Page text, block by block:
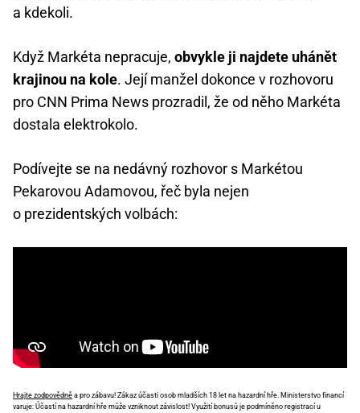
a kdekoli.
Když Markéta nepracuje, obvykle ji najdete uhánět
krajinou na kole. Její manžel dokonce v rozhovoru
pro CNN Prima News prozradil, že od něho Markéta
dostala elektrokolo.
Podívejte se na nedávný rozhovor s Markétou
Pekarovou Adamovou, řeč byla nejen
o prezidentských volbách:
Hrajte zodpovědně a pro zábavu! Zákaz účasti osob mladších 18 let na hazardní hře. Ministerstvo financí
varuje: Účastí na hazardní hře může vzniknout závislost! Využití bonusů je podmíněno registrací u